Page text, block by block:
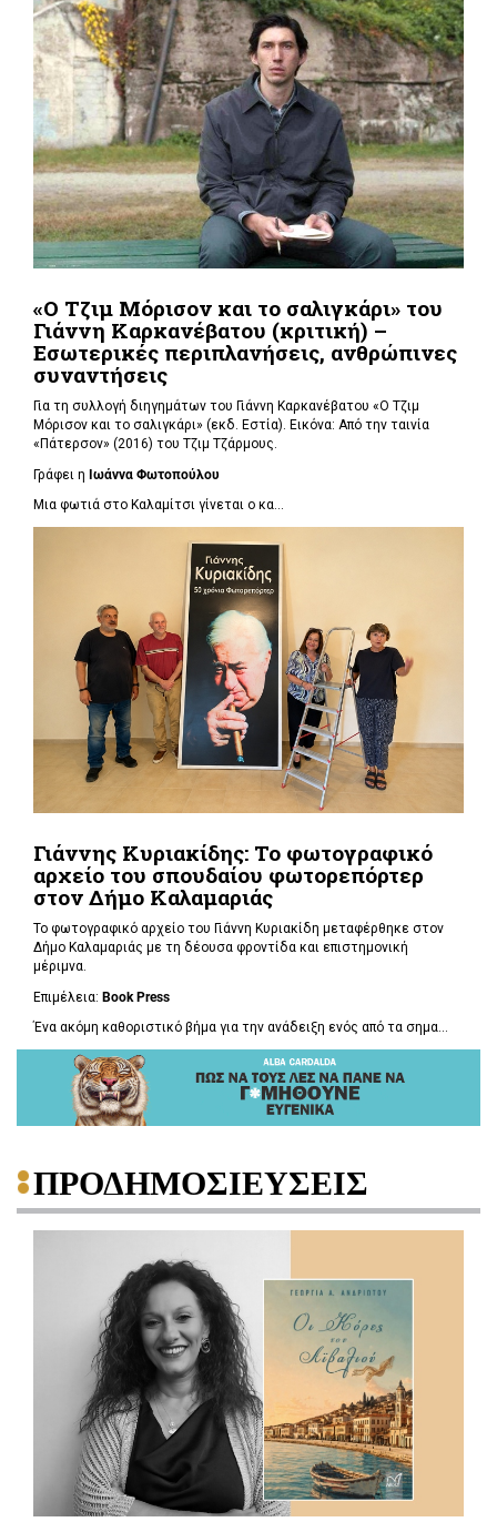
«Ο Τζιμ Μόρισον και το σαλιγκάρι» του
Γιάννη Καρκανέβατου (κριτική) –
Εσωτερικές περιπλανήσεις, ανθρώπινες
συναντήσεις
Για τη συλλογή διηγημάτων του Γιάννη Καρκανέβατου «Ο Τζιμ
Μόρισον και το σαλιγκάρι» (εκδ. Εστία). Εικόνα: Από την ταινία
«Πάτερσον» (2016) του Τζιμ Τζάρμους.
Γράφει η Ιωάννα Φωτοπούλου
Μια φωτιά στο Καλαμίτσι γίνεται ο κα...
Γιάννης Κυριακίδης: Το φωτογραφικό
αρχείο του σπουδαίου φωτορεπόρτερ
στον Δήμο Καλαμαριάς
Το φωτογραφικό αρχείο του Γιάννη Κυριακίδη μεταφέρθηκε στον
Δήμο Καλαμαριάς με τη δέουσα φροντίδα και επιστημονική
μέριμνα.
Επιμέλεια: Book Press
Ένα ακόμη καθοριστικό βήμα για την ανάδειξη ενός από τα σημα...
ΠΡΟΔΗΜΟΣΙΕΥΣΕΙΣ